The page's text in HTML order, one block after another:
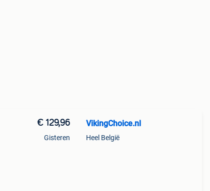
€ 129,96
Gisteren
VikingChoice.nl
Heel België